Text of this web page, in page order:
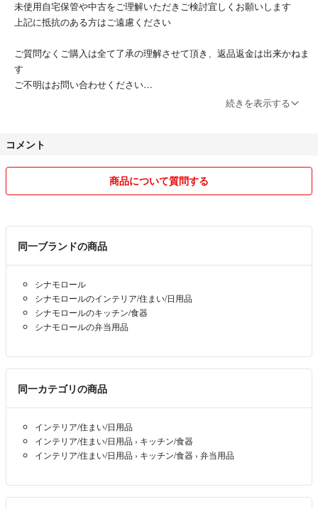
未使用自宅保管や中古をご理解いただきご検討宜しくお願いします
上記に抵抗のある方はご遠慮ください
ご質問なくご購入は全て了承の理解させて頂き、返品返金は出来かねま
す
ご不明はお問い合わせください
⭕購入前にコメント宜しくお願い致します。
ズにお取り引きが出来ます。宜しくお願い致します。
ん。
出品中の商品はいいね！が付いていましても削除する事もあります。
梱包サイズで低価格料金(普通郵便)の発送をさせて頂く事もあります。
匿名希望の方は送料差額金額変更致しますので宜しければお伝え下さ
い。
発送方法に関わらず大きさ重さ範囲内で丁寧に梱包を心がけています。
梱包材はショップ袋使用の場合もあります
衣類や膨らむお品は圧縮します
ご理解ご了承下さい。
続きを表示する
コメント
商品について質問する
同一ブランドの商品
シナモロール
シナモロールのインテリア/住まい/日用品
シナモロールのキッチン/食器
シナモロールの弁当用品
同一カテゴリの商品
インテリア/住まい/日用品
インテリア/住まい/日用品 › キッチン/食器
インテリア/住まい/日用品 › キッチン/食器 › 弁当用品